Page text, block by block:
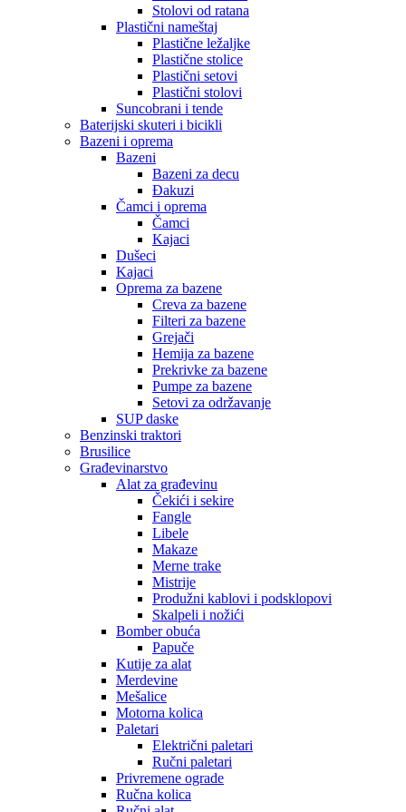
Stolovi od ratana
Plastični nameštaj
Plastične ležaljke
Plastične stolice
Plastični setovi
Plastični stolovi
Suncobrani i tende
Baterijski skuteri i bicikli
Bazeni i oprema
Bazeni
Bazeni za decu
Đakuzi
Čamci i oprema
Čamci
Kajaci
Dušeci
Kajaci
Oprema za bazene
Creva za bazene
Filteri za bazene
Grejači
Hemija za bazene
Prekrivke za bazene
Pumpe za bazene
Setovi za održavanje
SUP daske
Benzinski traktori
Brusilice
Građevinarstvo
Alat za građevinu
Čekići i sekire
Fangle
Libele
Makaze
Merne trake
Mistrije
Produžni kablovi i podsklopovi
Skalpeli i nožići
Bomber obuća
Papuče
Kutije za alat
Merdevine
Mešalice
Motorna kolica
Paletari
Električni paletari
Ručni paletari
Privremene ograde
Ručna kolica